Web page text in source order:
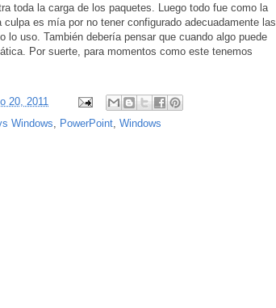
toda la carga de los paquetes. Luego todo fue como la
es mía por no tener configurado adecuadamente las
lo uso. También debería pensar que cuando algo puede
Por suerte, para momentos como este tenemos
20, 2011
Windows, PowerPoint, Windows